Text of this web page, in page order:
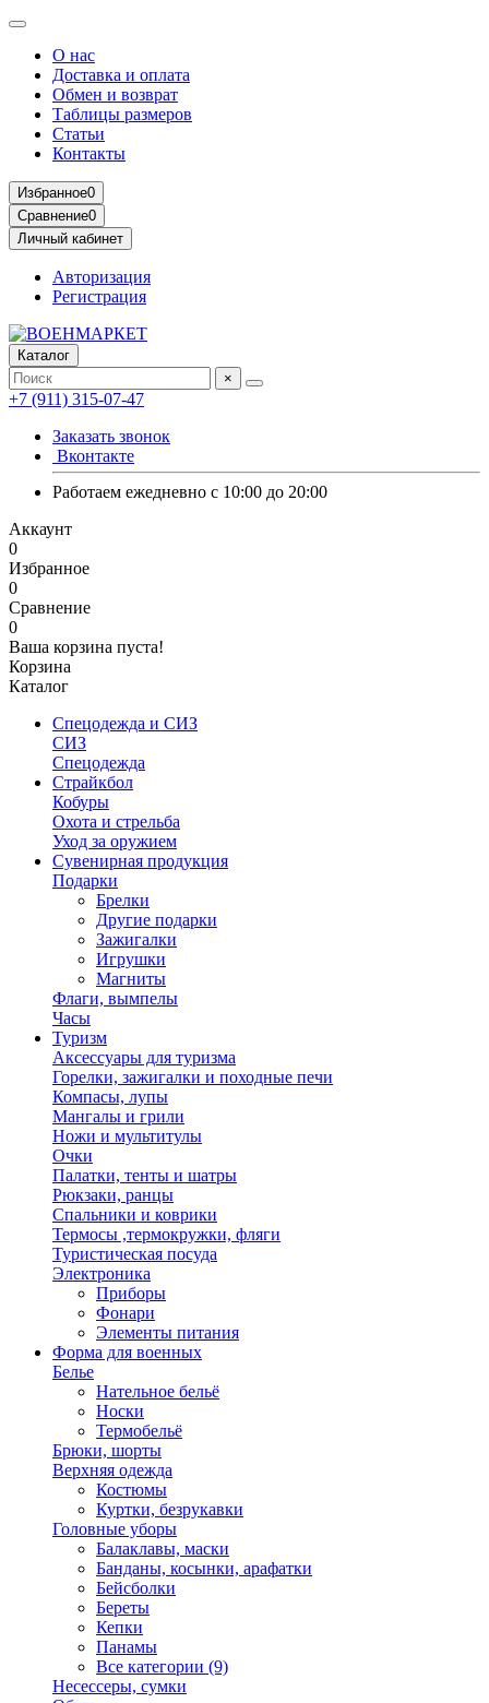
О нас
Доставка и оплата
Обмен и возврат
Таблицы размеров
Статьи
Контакты
Избранное0
Сравнение0
Личный кабинет
Авторизация
Регистрация
Каталог
×
+7 (911) 315-07-47
Заказать звонок
Вконтакте
Работаем ежедневно с 10:00 до 20:00
Аккаунт
0
Избранное
0
Сравнение
0
Ваша корзина пуста!
Корзина
Каталог
Спецодежда и СИЗ
СИЗ
Спецодежда
Страйкбол
Кобуры
Охота и стрельба
Уход за оружием
Сувенирная продукция
Подарки
Брелки
Другие подарки
Зажигалки
Игрушки
Магниты
Флаги, вымпелы
Часы
Туризм
Аксессуары для туризма
Горелки, зажигалки и походные печи
Компасы, лупы
Мангалы и грили
Ножи и мультитулы
Очки
Палатки, тенты и шатры
Рюкзаки, ранцы
Спальники и коврики
Термосы ,термокружки, фляги
Туристическая посуда
Электроника
Приборы
Фонари
Элементы питания
Форма для военных
Белье
Нательное бельё
Носки
Термобельё
Брюки, шорты
Верхняя одежда
Костюмы
Куртки, безрукавки
Головные уборы
Балаклавы, маски
Банданы, косынки, арафатки
Бейсболки
Береты
Кепки
Панамы
Все категории (9)
Несессеры, сумки